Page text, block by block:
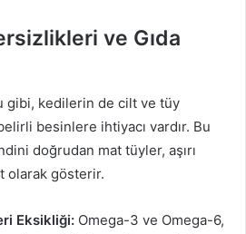
ve Gıda
gibi, kedilerin de cilt ve tüy
besinlere ihtiyacı vardır. Bu
doğrudan mat tüyler, aşırı
olarak gösterir.
Eksikliği: Omega-3 ve Omega-6,